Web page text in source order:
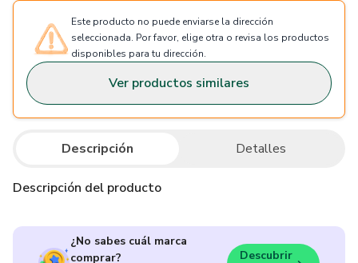
Este producto no puede enviarse la dirección
seleccionada. Por favor, elige otra o revisa los productos
disponibles para tu dirección.
Ver productos similares
Descripción Detalles
Descripción del producto
¿No sabes cuál marca
comprar?
Descubrir